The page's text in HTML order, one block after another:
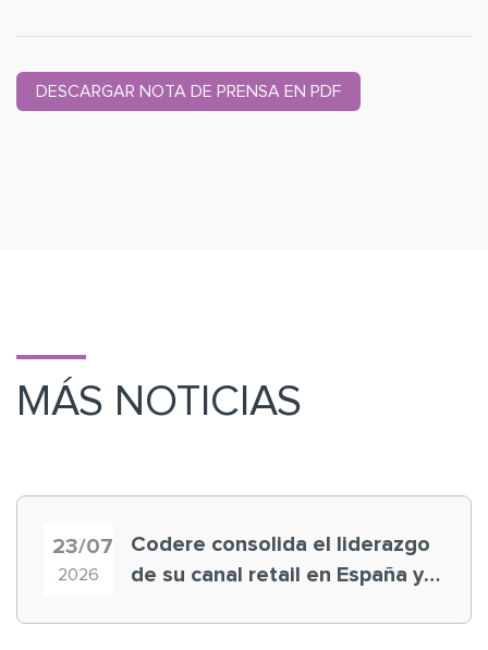
DESCARGAR NOTA DE PRENSA EN PDF
MÁS NOTICIAS
23/07
2026
Codere consolida el liderazgo
de su canal retail en España y